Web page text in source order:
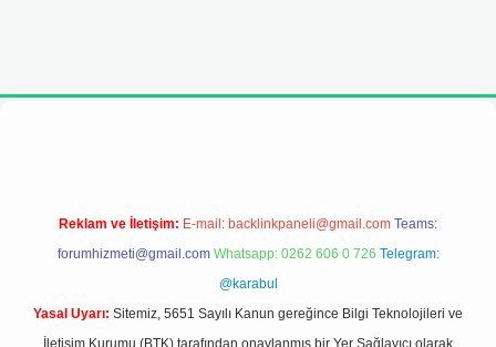
giriş adresi
Reklam ve İletişim: E-mail: backlinkpaneli@gmail.com Teams:
forumhizmeti@gmail.com Whatsapp: 0262 606 0 726 Telegram:
@karabul
Yasal Uyarı: Sitemiz, 5651 Sayılı Kanun gereğince Bilgi Teknolojileri ve
İletişim Kurumu (BTK) tarafından onaylanmış bir Yer Sağlayıcı olarak